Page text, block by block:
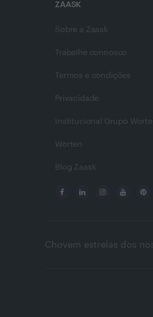
ZAASK
Sobre a Zaask
Trabalhe connosco
Termos e condições
Privacidade
Institucional Grupo
Worten
Blog Zaask
Chovem estrelas dos